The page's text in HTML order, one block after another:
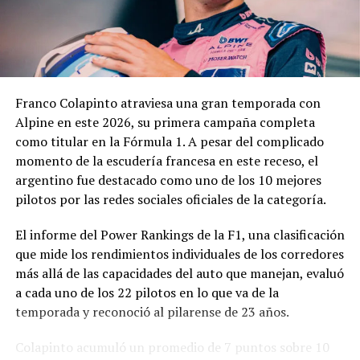
En los fundamentos de la resolución se señala que la
complejidad y trascendencia de la solicitud hacen
necesario un estudio integral de la documentación
modificación vinculada a la composición societaria de la
empresa que obtuvo la concesión.
La novedad se conoce mientras la concesión del Minella
continúa envuelta en una delicadísima situación
jurídica. El proceso mediante el cual Minella Stadium
busca determinar si existieron irregularidades en la
licitación impulsada por el Municipio.
La causa, que avanza en la Justicia, derivó en
cuestionamientos de distintos sectores políticos y en
que pusieron bajo la lupa tanto el proceso licitatorio
Franco Colapinto atraviesa una gran temporada con
Alpine en este 2026, su primera campaña completa
como titular en la Fórmula 1. A pesar del complicado
momento de la escudería francesa en este receso, el
argentino fue destacado como uno de los 10 mejores
pilotos por las redes sociales oficiales de la categoría.
El informe del Power Rankings de la F1, una clasificación
que mide los rendimientos individuales de los corredores
más allá de las capacidades del auto que manejan, evaluó
a cada uno de los 22 pilotos en lo que va de la
temporada y reconoció al pilarense de 23 años.
Colapinto acumuló un promedio de 7 puntos sobre 10